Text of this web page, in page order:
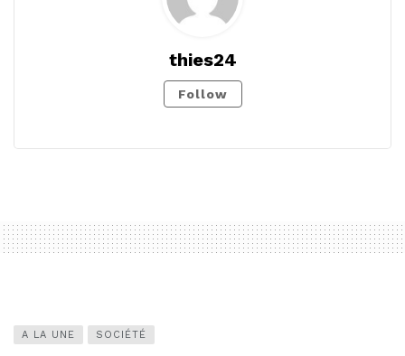
thies24
Follow
A LA UNE SOCIÉTÉ